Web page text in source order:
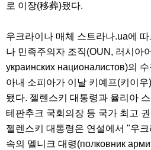
로 이장(移葬)됐다.
우크라이나 매체 스트라나.ua에
나 민족주의자 조직(OUN, 러시아
украинских националистов)의
아내 소피아가 이날 키예프(키이
됐다. 젤렌스키 대통령과 율리아
테판추크 국회의장 등 국가 최고
젤렌스키 대통령은 연설에서 "우
속의 멜니크 대령(полковник